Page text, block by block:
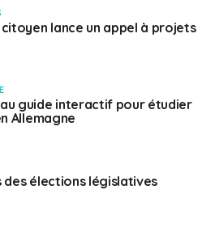
citoyen lance un appel à projets
guide interactif pour étudier
Allemagne
des élections législatives